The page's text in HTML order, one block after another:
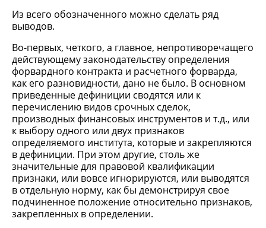
Из всего обозначенного можно сделать ряд
выводов.
Во-первых, четкого, а главное, непротиворечащего
действующему законодательству определения
форвардного контракта и расчетного форварда,
как его разновидности, дано не было. В основном
приведенные дефиниции сводятся или к
перечислению видов срочных сделок,
производных финансовых инструментов и т.д., или
к выбору одного или двух признаков
определяемого института, которые и закрепляются
в дефиниции. При этом другие, столь же
значительные для правовой квалификации
признаки, или вовсе игнорируются, или выводятся
в отдельную норму, как бы демонстрируя свое
подчиненное положение относительно признаков,
закрепленных в определении.